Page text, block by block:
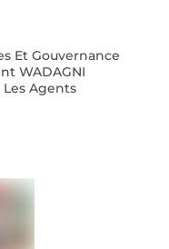
Et Gouvernance
WADAGNI
Les Agents